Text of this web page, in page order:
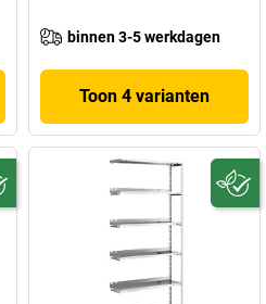
binnen 3-5 werkdagen
Toon 4 varianten